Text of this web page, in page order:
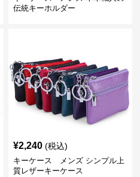
伝統キーホルダー
¥2,240 (税込)
キーケース メンズ シンプル上
質レザーキーケース